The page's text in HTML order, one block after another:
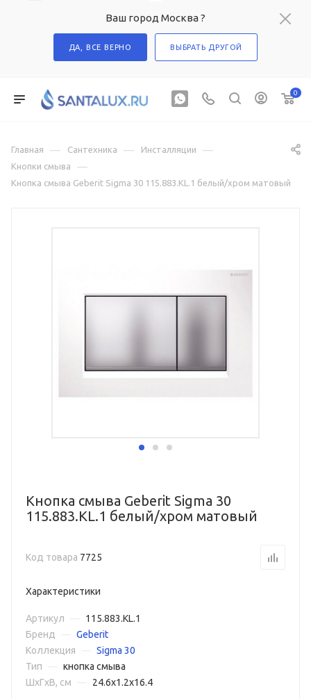
Ваш город Москва ?
ДА, ВСЕ ВЕРНО ВЫБРАТЬ ДРУГОЙ
0
Главная — Сантехника — Инсталляции —
Кнопки смыва —
Кнопка смыва Geberit Sigma 30 115.883.KL.1 белый/хром матовый
Кнопка смыва Geberit Sigma 30
115.883.KL.1 белый/хром матовый
Код товара 7725
Характеристики
Артикул
115.883.KL.1
Бренд
Geberit
Коллекция
Sigma 30
Тип
кнопка смыва
ШxГxВ, см
24.6x1.2x16.4